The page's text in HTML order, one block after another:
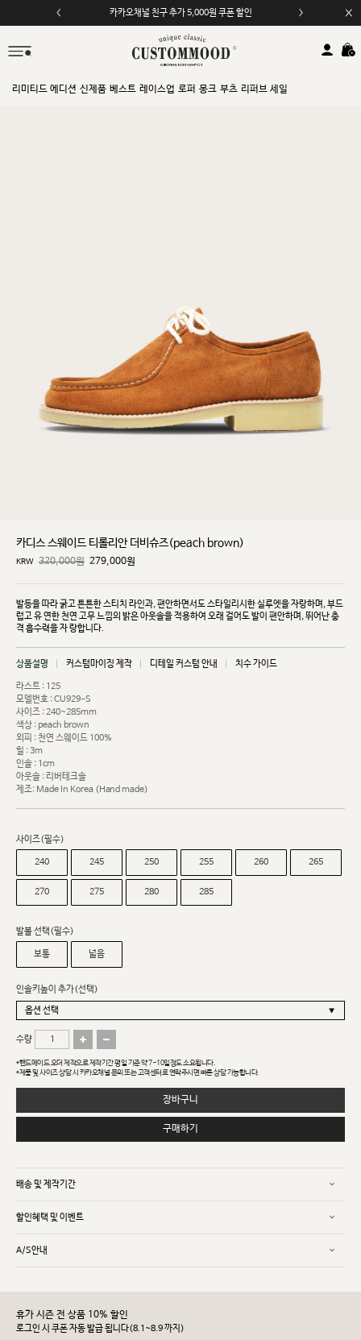
카카오채널 친구 추가 5,000원 쿠폰 할인
리미티드 에디션 신제품 베스트 레이스업 로퍼 몽크 부츠 리퍼브 세일
카디스 스웨이드 티롤리안 더비슈즈(peach brown)
KRW 320,000원 279,000원
발등을 따라 굵고 튼튼한 스티치 라인과, 편안하면서도 스타일리시한 실루엣을 자랑하며, 부드
럽고 유연한 천연 고무 느낌의 밝은 아웃솔을 적용하여 오래 걸어도 발이 편안하며, 뛰어난 충
격 흡수력을 자랑합니다.
상품설명 커스텀마이징 제작 디테일 커스텀 안내 치수 가이드
라스트 : 125
모델번호 : CU929-S
사이즈 : 240~285mm
색상 : peach brown
외피 : 천연 스웨이드 100%
힐 : 3m
인솔 : 1cm
아웃솔 : 리버테크솔
제조: Made In Korea (Hand made)
사이즈(필수)
240 245 250 255 260 265
270 275 280 285
발볼 선택(필수)
보통 넓음
인솔키높이 추가(선택)
수량
*핸드메이드 오더 제작으로 제작기간 평일 기준 약 7~10일정도 소요됩니다.
*제품 및 사이즈 상담 시 카카오채널 문의 또는 고객센터로 연락주시면 빠른 상담 가능합니다.
장바구니
구매하기
배송 및 제작기간
할인혜택 및 이벤트
A/S안내
휴가 시즌 전 상품 10% 할인
로그인 시 쿠폰 자동 발급 됩니다(8.1~8.9 까지)